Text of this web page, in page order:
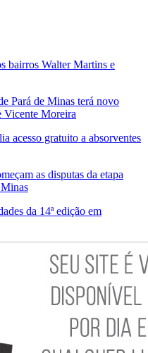
bairros Walter Martins e
Pará de Minas terá novo
Vicente Moreira
acesso gratuito a absorventes
as disputas da etapa
da 14ª edição em